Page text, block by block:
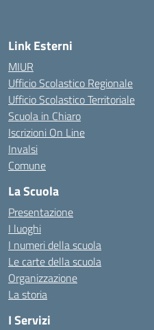
Link Esterni
MIUR
Ufficio Scolastico Regionale
Ufficio Scolastico Territoriale
Scuola in Chiaro
Iscrizioni On Line
Invalsi
Comune
La Scuola
Presentazione
I luoghi
I numeri della scuola
Le carte della scuola
Organizzazione
La storia
I Servizi